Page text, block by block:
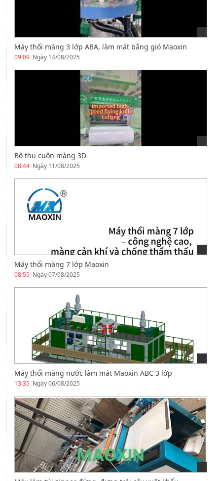
Máy thổi màng 3 lớp ABA, làm mát bằng gió Maoxin
09:09 Ngày 14/08/2025
Bộ thu cuộn màng 3D
08:44 Ngày 11/08/2025
Máy thổi màng 7 lớp Maoxin
08:55 Ngày 07/08/2025
Máy thổi màng nước làm mát Maoxin ABC 3 lớp
13:35 Ngày 06/08/2025